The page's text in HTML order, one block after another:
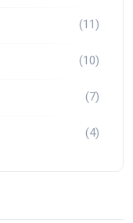
(11)
(10)
(7)
(4)